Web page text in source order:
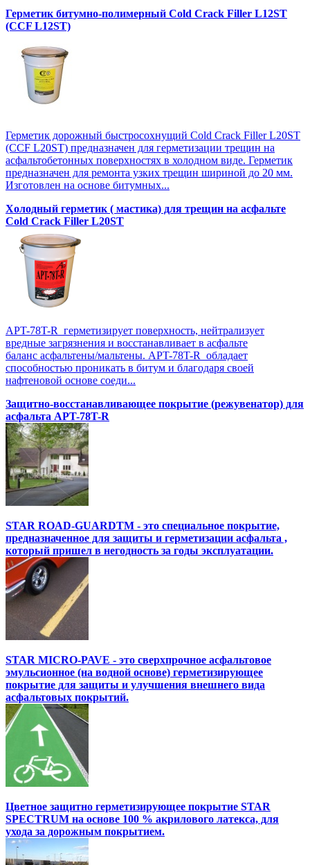
Герметик битумно-полимерный Cold Crack Filler L12SТ
(CCF L12SТ)
Герметик дорожный быстросохнущий Cold Crack Filler L20SТ
(CCF L20SТ) предназначен для герметизации трещин на
асфальтобетонных поверхностях в холодном виде. Герметик
предназначен для ремонта узких трещин шириной до 20 мм.
Изготовлен на основе битумных...
Холодный герметик ( мастика) для трещин на асфальте
Cold Crack Filler L20SТ
APT-78T-R герметизирует поверхность, нейтрализует
вредные загрязнения и восстанавливает в асфальте
баланс асфальтены/мальтены. APT-78T-R обладает
способностью проникать в битум и благодаря своей
нафтеновой основе соеди...
Защитно-восстанавливающее покрытие (режувенатор) для
асфальта APT-78T-R
STAR ROAD-GUARDTM - это специальное покрытие,
предназначенное для защиты и герметизации асфальта ,
который пришел в негодность за годы эксплуатации.
STAR MICRO-PAVE - это сверхпрочное асфальтовое
эмульсионное (на водной основе) герметизирующее
покрытие для защиты и улучшения внешнего вида
асфальтовых покрытий.
Цветное защитно герметизирующее покрытие STAR
SPECTRUM на основе 100 % акрилового латекса, для
ухода за дорожным покрытием.